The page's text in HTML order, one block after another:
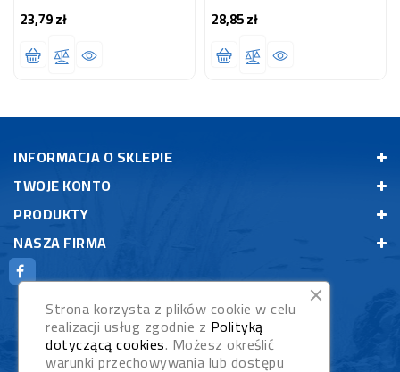
23,79 złCena 28,85 złCena
INFORMACJA O SKLEPIE
TWOJE KONTO
PRODUKTY
NASZA FIRMA
Strona korzysta z plików cookie w celu
realizacji usług zgodnie z Polityką
dotyczącą cookies. Możesz określić
warunki przechowywania lub dostępu